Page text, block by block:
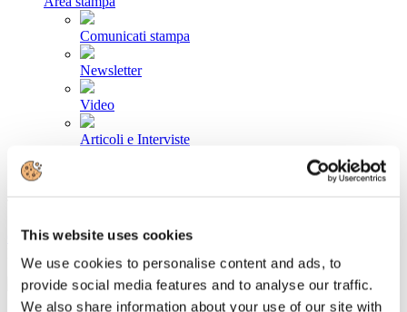
This website uses cookies
We use cookies to personalise content and ads, to
provide social media features and to analyse our traffic.
We also share information about your use of our site with
Comunicati stampa
Newsletter
Video
Articoli e Interviste
Come aderire